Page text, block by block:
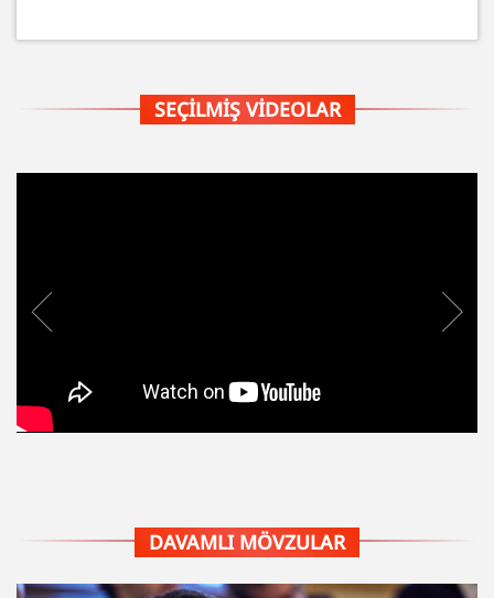
SEÇILMIŞ VIDEOLAR
DAVAMLI MÖVZULAR